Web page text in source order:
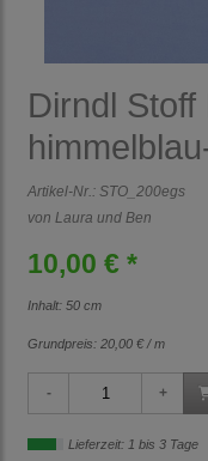
Dirndl
Artikel-Nr.: STO_200egs
von Laura und Ben
10,00 € *
Inhalt: 50 cm
Grundpreis: 20,00 € / m
Lieferzeit: 1 bis 3 Tage